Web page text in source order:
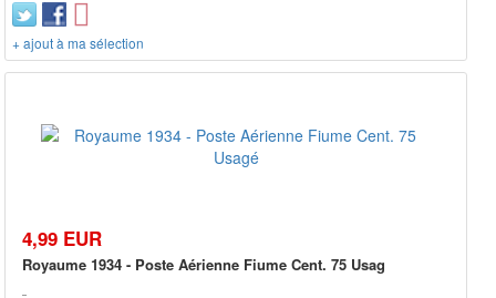
+ ajout à ma sélection
4,99 EUR
Royaume 1934 - Poste Aérienne Fiume Cent. 75 Usag